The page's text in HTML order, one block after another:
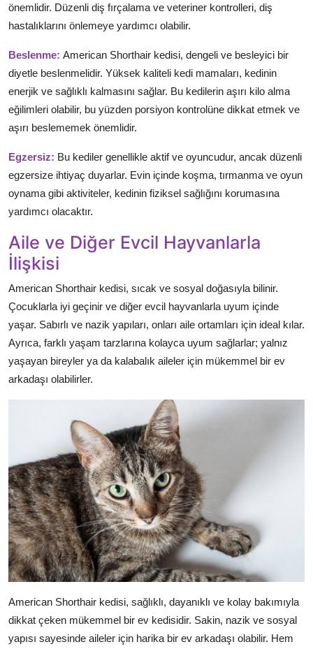
önemlidir. Düzenli diş fırçalama ve veteriner kontrolleri, diş
hastalıklarını önlemeye yardımcı olabilir.
Beslenme: American Shorthair kedisi, dengeli ve besleyici bir
diyetle beslenmelidir. Yüksek kaliteli kedi mamaları, kedinin
enerjik ve sağlıklı kalmasını sağlar. Bu kedilerin aşırı kilo alma
eğilimleri olabilir, bu yüzden porsiyon kontrolüne dikkat etmek ve
aşırı beslememek önemlidir.
Egzersiz: Bu kediler genellikle aktif ve oyuncudur, ancak düzenli
egzersize ihtiyaç duyarlar. Evin içinde koşma, tırmanma ve oyun
oynama gibi aktiviteler, kedinin fiziksel sağlığını korumasına
yardımcı olacaktır.
Aile ve Diğer Evcil Hayvanlarla
İlişkisi
American Shorthair kedisi, sıcak ve sosyal doğasıyla bilinir.
Çocuklarla iyi geçinir ve diğer evcil hayvanlarla uyum içinde
yaşar. Sabırlı ve nazik yapıları, onları aile ortamları için ideal kılar.
Ayrıca, farklı yaşam tarzlarına kolayca uyum sağlarlar; yalnız
yaşayan bireyler ya da kalabalık aileler için mükemmel bir ev
arkadaşı olabilirler.
American Shorthair kedisi, sağlıklı, dayanıklı ve kolay bakımıyla
dikkat çeken mükemmel bir ev kedisidir. Sakin, nazik ve sosyal
yapısı sayesinde aileler için harika bir ev arkadaşı olabilir. Hem